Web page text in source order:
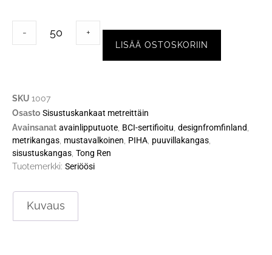
- +
LISÄÄ OSTOSKORIIN
SKU 1007
Osasto Sisustuskankaat metreittäin
Avainsanat avainlipputuote BCI-sertifioitu designfromfinland
metrikangas mustavalkoinen PIHA puuvillakangas
sisustuskangas Tong Ren
Tuotemerkki: Seriöösi
Kuvaus